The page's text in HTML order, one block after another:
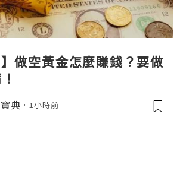
做空黃金怎麼賺錢？要做
典 1小時前